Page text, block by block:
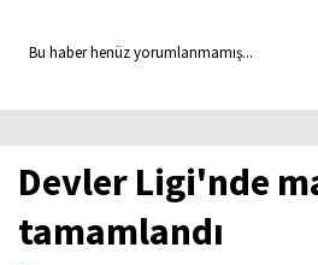
Bu haber henüz yorumlanmamış...
Devler Ligi'nde
tamamlandı